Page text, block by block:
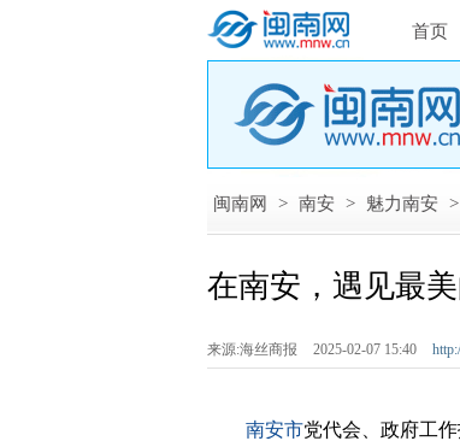
首页
闽南网 > 南安 > 魅力南安 >
在南安，遇见最
来源:海丝商报 2025-02-07 15:40
南安市党代会、政府工